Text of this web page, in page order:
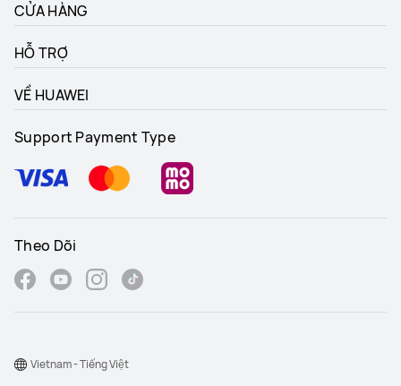
CỬA HÀNG
HỖ TRỢ
VỀ HUAWEI
Support Payment Type
Theo Dõi
Vietnam - Tiếng Việt